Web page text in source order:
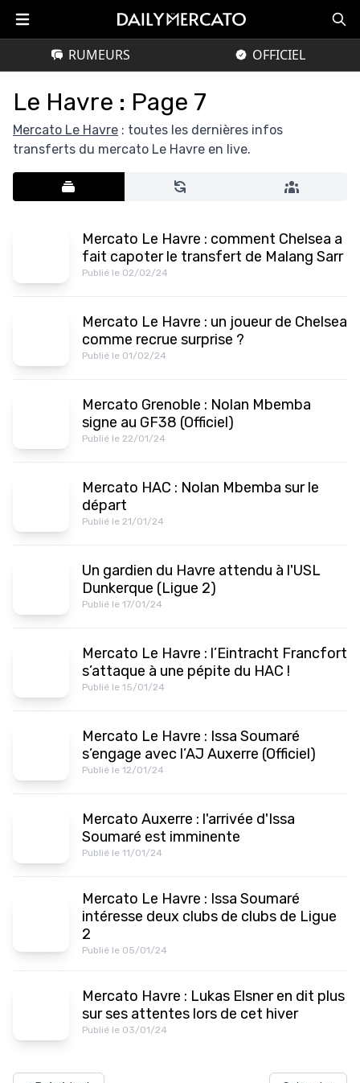
RUMEURS OFFICIEL
Le Havre : Page 7
Mercato Le Havre : toutes les dernières infos
transferts du mercato Le Havre en live.
Mercato Le Havre : comment Chelsea a
fait capoter le transfert de Malang Sarr
Publié le 02/02/24
Mercato Le Havre : un joueur de Chelsea
comme recrue surprise ?
Publié le 01/02/24
Mercato Grenoble : Nolan Mbemba
signe au GF38 (Officiel)
Publié le 22/01/24
Mercato HAC : Nolan Mbemba sur le
départ
Publié le 21/01/24
Un gardien du Havre attendu à l'USL
Dunkerque (Ligue 2)
Publié le 17/01/24
Mercato Le Havre : l’Eintracht Francfort
s’attaque à une pépite du HAC !
Publié le 15/01/24
Mercato Le Havre : Issa Soumaré
s’engage avec l’AJ Auxerre (Officiel)
Publié le 12/01/24
Mercato Auxerre : l'arrivée d'Issa
Soumaré est imminente
Publié le 11/01/24
Mercato Le Havre : Issa Soumaré
intéresse deux clubs de clubs de Ligue
2
Publié le 05/01/24
Mercato Havre : Lukas Elsner en dit plus
sur ses attentes lors de cet hiver
Publié le 03/01/24